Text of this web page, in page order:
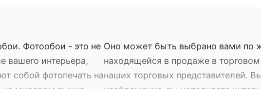
Фотообои - это не
вашего интерьера,
собой фотопечать на
Оно может быть выбрано вами по
находящейся в продаже в
наших торговых представителей.